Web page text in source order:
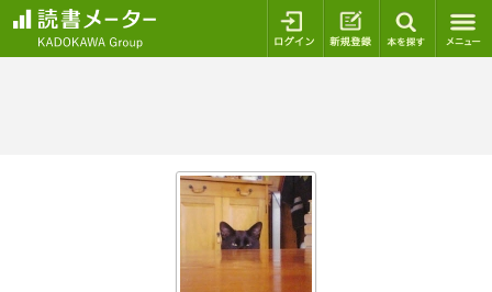
ログイン 新規登録